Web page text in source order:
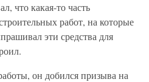
что какая-то часть
работ, на которые
эти средства для
он добился призыва на